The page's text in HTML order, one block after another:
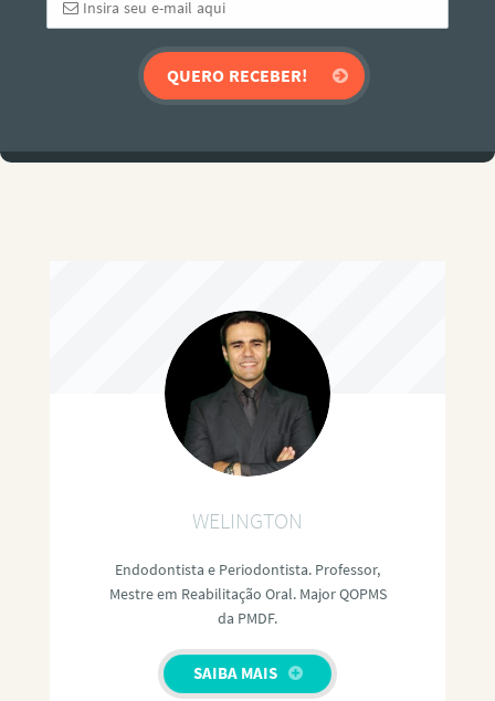
WELINGTON
Endodontista e Periodontista. Professor,
Mestre em Reabilitação Oral. Major QOPMS
da PMDF.
SAIBA MAIS